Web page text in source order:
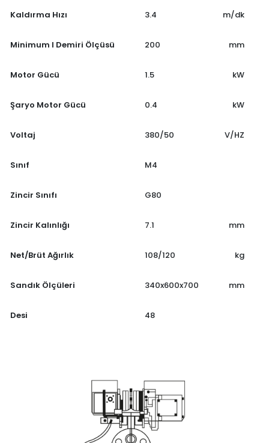
Kaldırma Hızı 3.4 m/dk
Minimum I Demiri Ölçüsü 200 mm
Motor Gücü 1.5 kW
Şaryo Motor Gücü 0.4 kW
Voltaj 380/50 V/HZ
Sınıf M4
Zincir Sınıfı G80
Zincir Kalınlığı 7.1 mm
Net/Brüt Ağırlık 108/120 kg
Sandık Ölçüleri 340x600x700 mm
Desi 48